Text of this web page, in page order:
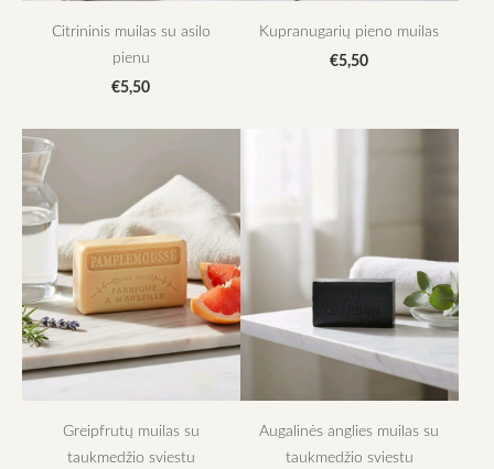
Citrininis muilas su asilo
pienu
€5,50
Kupranugarių pieno muilas
€5,50
Greipfrutų muilas su
taukmedžio sviestu
Augalinės anglies muilas su
taukmedžio sviestu